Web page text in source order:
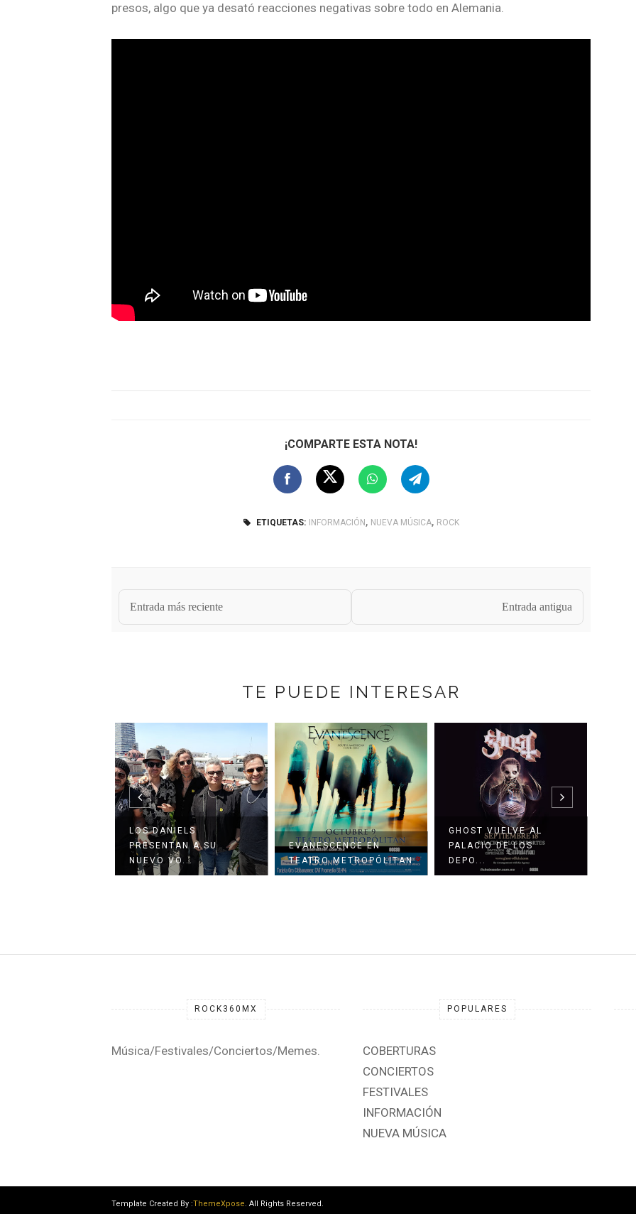
presos, algo que ya desató reacciones negativas sobre todo en Alemania.
¡COMPARTE ESTA NOTA!
ETIQUETAS: INFORMACIÓN, NUEVA MÚSICA, ROCK
Entrada más reciente Entrada antigua
TE PUEDE INTERESAR
EVANESCENCE EN
TEATRO METROPÓLITAN
GHOST VUELVE AL
PALACIO DE LOS
DEPO...
ENRIQUE BUNBURY
REGRESA CON NUEVO
D...
ROCK360MX
Música/Festivales/Conciertos/Memes.
POPULARES
COBERTURAS
CONCIERTOS
FESTIVALES
INFORMACIÓN
NUEVA MÚSICA
Template Created By :ThemeXpose . All Rights Reserved.